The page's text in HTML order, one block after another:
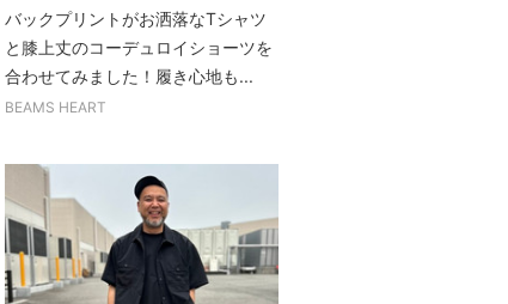
バックプリントがお洒落なTシャツ
と膝上丈のコーデュロイショーツを
合わせてみました！履き心地も...
BEAMS HEART